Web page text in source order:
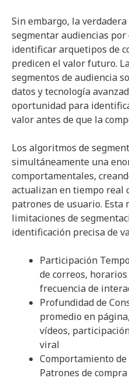
Sin embargo, la
segmentar audiencias
identificar arquetipos de
predicen el valor futuro.
segmentos de audiencia
datos y tecnología
oportunidad para
valor antes de que la
Los algoritmos de
simultáneamente una
comportamentales,
actualizan en tiempo real
patrones de usuario. Esta
limitaciones de
identificación precisa de
Participación
de correos,
frecuencia de
Profundidad de
promedio en
vídeos,
viral
Comportamiento
Patrones de